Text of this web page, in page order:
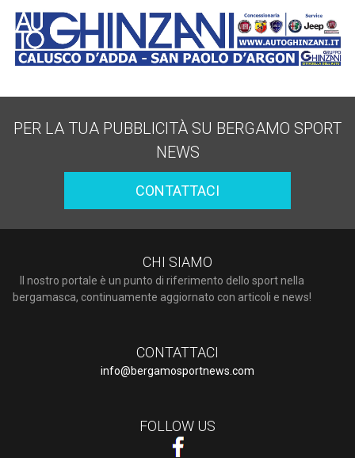
PER LA TUA PUBBLICITÀ SU BERGAMO SPORT
NEWS
CONTATTACI
CHI SIAMO
Il nostro portale è un punto di riferimento dello sport nella
bergamasca, continuamente aggiornato con articoli e news!
CONTATTACI
info@bergamosportnews.com
FOLLOW US